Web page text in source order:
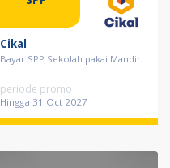
Cikal
Bayar SPP Sekolah pakai Mandir...
periode promo
Hingga 31 Oct 2027